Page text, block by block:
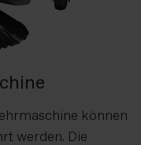
können
werden. Die